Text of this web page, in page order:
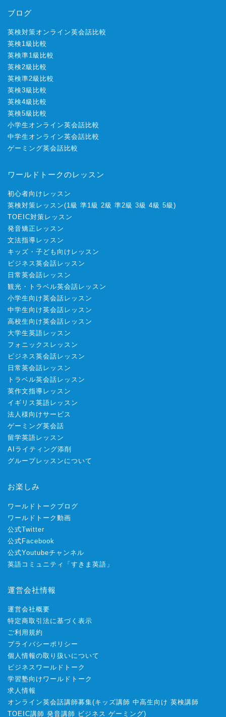
ブログ
英検対策オンライン英会話比較
英検1級比較
英検準1級比較
英検2級比較
英検準2級比較
英検3級比較
英検4級比較
英検5級比較
小学生オンライン英会話比較
中学生オンライン英会話比較
ゲーミング英会話比較
ワールドトークのレッスン
初心者向けレッスン
英検対策レッスン(1級 準1級 2級 準2級 3級 4級 5級 )
TOEIC対策レッスン
発音矯正レッスン
文法指導レッスン
キッズ・子ども向けレッスン
ビジネス英会話レッスン
日常英会話レッスン
観光・トラベル英会話レッスン
小学生向け英会話レッスン
中学生向け英会話レッスン
高校生向け英会話レッスン
大学生英語レッスン
フォニックスレッスン
ビジネス英会話レッスン
日常英会話レッスン
トラベル英会話レッスン
英作文指導レッスン
イギリス英語レッスン
法人様向けサービス
ゲーミング英会話
留学英語レッスン
AIライティング添削
グループレッスンについて
お楽しみ
ワールドトークブログ
ワールドトーク動画
公式Twitter
公式Facebook
公式Youtubeチャンネル
英語コミュニティ「すきま英語」
運営会社情報
運営会社概要
特定商取引法に基づく表示
ご利用規約
プライバシーポリシー
個人情報の取り扱いについて
ビジネスワールドトーク
学習塾向けワールドトーク
求人情報
オンライン英会話講師募集(キッズ講師 中高生向け 英検講師
TOEIC講師 発音講師 ビジネス ゲーミング)